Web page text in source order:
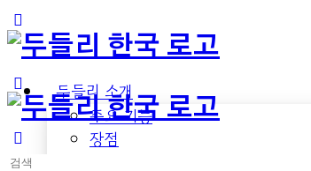
Side
Panel
두들리 소개
주요 기능
장점
검